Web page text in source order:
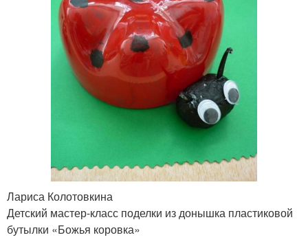
Лариса Колотовкина
Детский мастер-класс поделки из донышка пластиковой
бутылки «Божья коровка»